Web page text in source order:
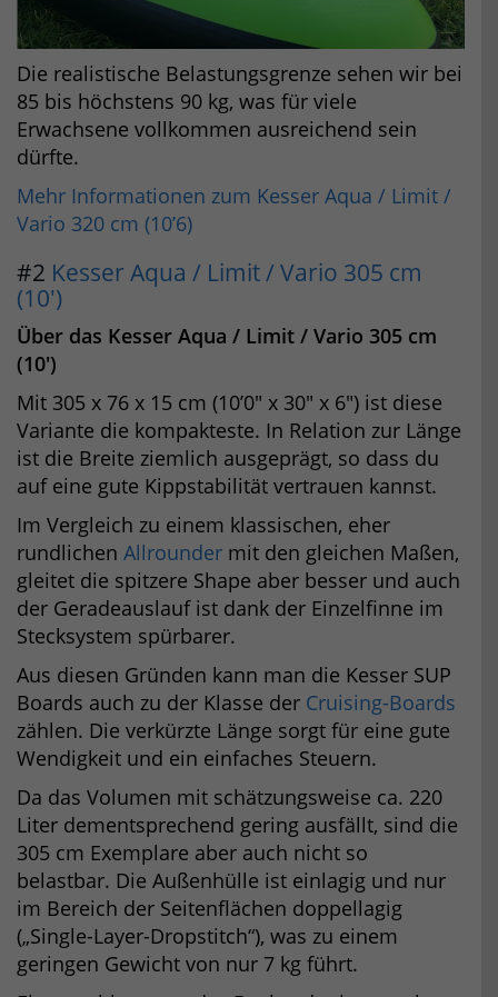
Die realistische Belastungsgrenze sehen wir bei
85 bis höchstens 90 kg, was für viele
Erwachsene vollkommen ausreichend sein
dürfte.
Mehr Informationen zum Kesser Aqua / Limit /
Vario 320 cm (10’6)
#2 Kesser Aqua / Limit / Vario 305 cm
(10′)
Über das Kesser Aqua / Limit / Vario 305 cm
(10′)
Mit 305 x 76 x 15 cm (10’0″ x 30″ x 6″) ist diese
Variante die kompakteste. In Relation zur Länge
ist die Breite ziemlich ausgeprägt, so dass du
auf eine gute Kippstabilität vertrauen kannst.
Im Vergleich zu einem klassischen, eher
rundlichen Allrounder mit den gleichen Maßen,
gleitet die spitzere Shape aber besser und auch
der Geradeauslauf ist dank der Einzelfinne im
Stecksystem spürbarer.
Aus diesen Gründen kann man die Kesser SUP
Boards auch zu der Klasse der Cruising-Boards
zählen. Die verkürzte Länge sorgt für eine gute
Wendigkeit und ein einfaches Steuern.
Da das Volumen mit schätzungsweise ca. 220
Liter dementsprechend gering ausfällt, sind die
305 cm Exemplare aber auch nicht so
belastbar. Die Außenhülle ist einlagig und nur
im Bereich der Seitenflächen doppellagig
(„Single-Layer-Dropstitch“), was zu einem
geringen Gewicht von nur 7 kg führt.